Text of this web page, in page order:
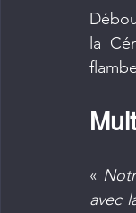
la
«
avec